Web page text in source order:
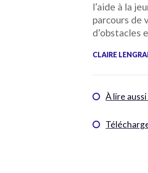
l’aide à la
parcours de
d’obstacles
CLAIRE
À lire